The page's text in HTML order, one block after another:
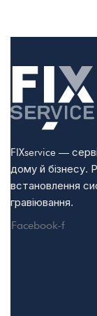
FIXservice —
дому й бізнесу.
встановлення
гравіювання.
Facebook-f